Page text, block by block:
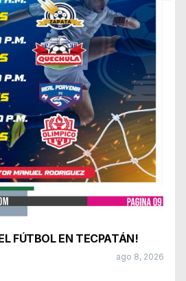
FÚTBOL EN TECPATÁN!
ago 8, 2026